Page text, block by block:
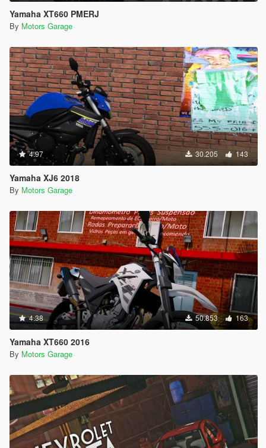
Yamaha XT660 PMERJ
By Motors Garage
4.97 30.205 143
Yamaha XJ6 2018
By Motors Garage
4.38 50.853 163
Yamaha XT660 2016
By Motors Garage